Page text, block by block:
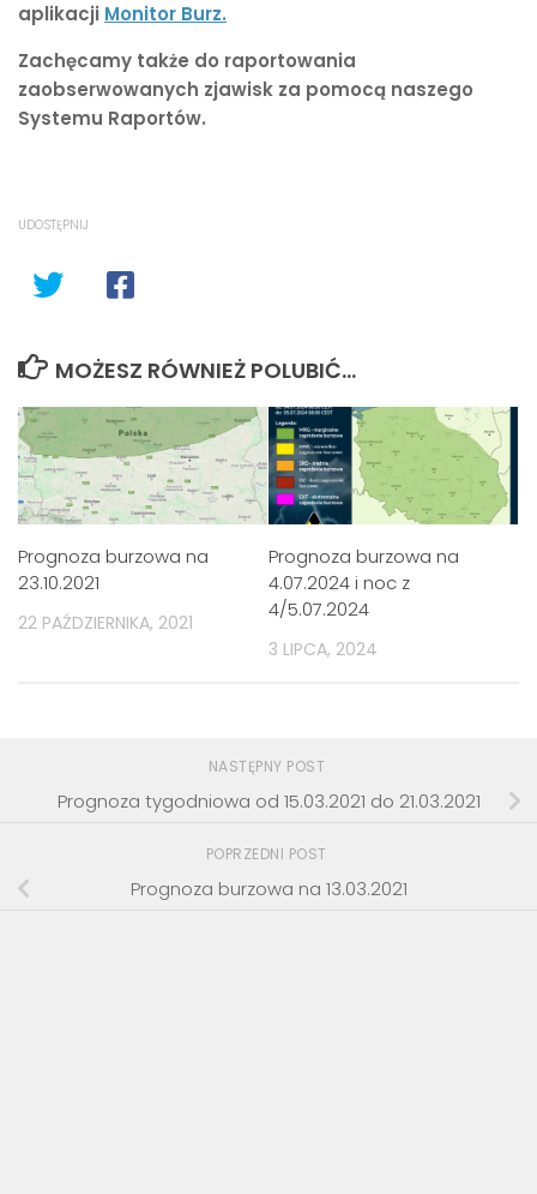
aplikacji Monitor Burz.
Zachęcamy także do raportowania
zaobserwowanych zjawisk za pomocą naszego
Systemu Raportów.
UDOSTĘPNIJ
MOŻESZ RÓWNIEŻ POLUBIĆ…
Prognoza burzowa na
23.10.2021
22 PAŹDZIERNIKA, 2021
Prognoza burzowa na
4.07.2024 i noc z
4/5.07.2024
3 LIPCA, 2024
NASTĘPNY POST
Prognoza tygodniowa od 15.03.2021 do 21.03.2021
POPRZEDNI POST
Prognoza burzowa na 13.03.2021